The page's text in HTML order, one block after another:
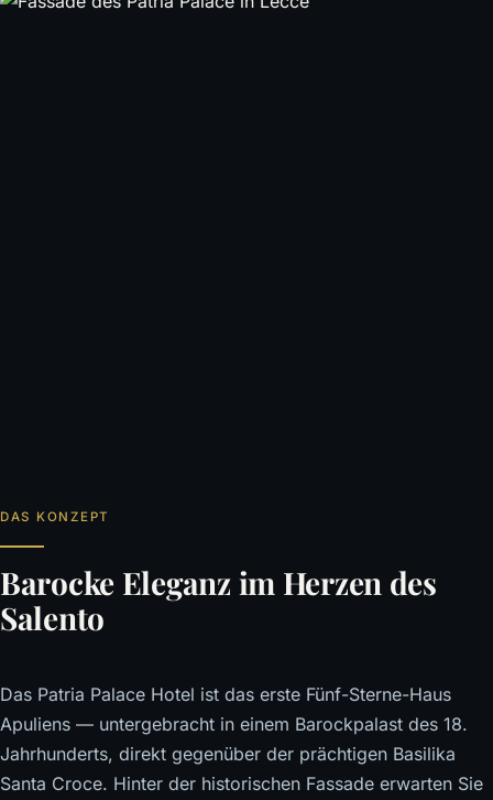
DAS KONZEPT
Barocke Eleganz im Herzen des
Salento
Das Patria Palace Hotel ist das erste Fünf-Sterne-Haus
Apuliens — untergebracht in einem Barockpalast des 18.
Jahrhunderts, direkt gegenüber der prächtigen Basilika
Santa Croce. Hinter der historischen Fassade erwarten Sie